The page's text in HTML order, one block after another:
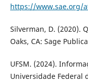
https://www.sae.org/
Silverman, D. (2020).
Oaks, CA: Sage
UFSM. (2024).
Universidade Federal